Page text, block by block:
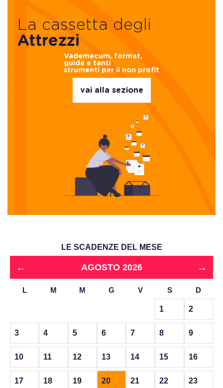
La cassetta degli
Attrezzi
Vademecum, format,
guide e tanti
strumenti per il non profit
vai alla sezione
LE SCADENZE DEL MESE
← AGOSTO 2026 →
L M M G V S D
1 2
3 4 5 6 7 8 9
10 11 12 13 14 15 16
17 18 19 20 21 22 23